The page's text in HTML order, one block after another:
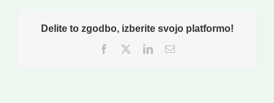
Delite to zgodbo, izberite svojo platformo!
Facebook
TwitterLinkedInEmail